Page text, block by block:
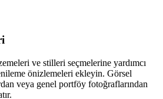
ve stilleri seçmelerine yardımcı
önizlemeleri ekleyin. Görsel
veya genel portföy fotoğraflarından